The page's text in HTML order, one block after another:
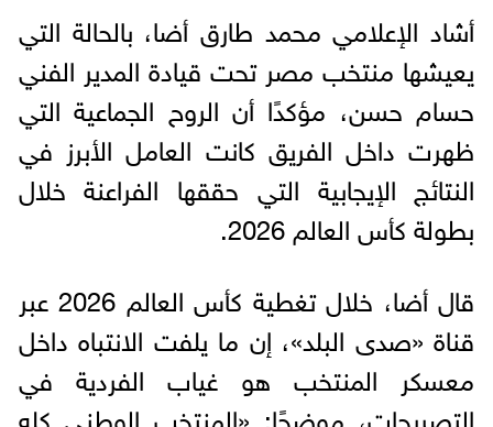
أشاد الإعلامي محمد طارق أضا، بالحالة التي
يعيشها منتخب مصر تحت قيادة المدير الفني
حسام حسن، مؤكدًا أن الروح الجماعية التي
ظهرت داخل الفريق كانت العامل الأبرز في
النتائج الإيجابية التي حققها الفراعنة خلال
بطولة كأس العالم 2026.
قال أضا، خلال تغطية كأس العالم 2026 عبر
قناة «صدى البلد»، إن ما يلفت الانتباه داخل
معسكر المنتخب هو غياب الفردية في
التصريحات، موضحًا: «المنتخب الوطني كله